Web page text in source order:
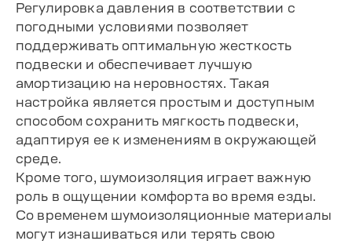
Регулировка давления в соответствии с
погодными условиями позволяет
поддерживать оптимальную жесткость
подвески и обеспечивает лучшую
амортизацию на неровностях. Такая
настройка является простым и доступным
способом сохранить мягкость подвески,
адаптируя ее к изменениям в окружающей
среде.
Кроме того, шумоизоляция играет важную
роль в ощущении комфорта во время езды.
Со временем шумоизоляционные материалы
могут изнашиваться или терять свою